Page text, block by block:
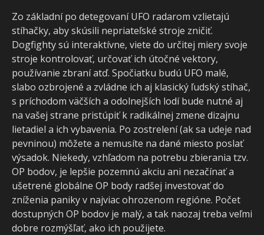
Zo základní po detegovaní UFO radarom vzlietajú
stíhačky, aby skúsili nepriateľské stroje zničiť.
Dogfighty sú interaktívne, viete do určitej miery svoje
stroje kontrolovať, určovať ich útočné vektory,
používanie zbraní atď. Spočiatku budú UFO malé,
slabo ozbrojené a zvládne ich aj klasický ľudský stíhač,
s príchodom väčších a odolnejších lodí bude nutné aj
na vašej strane pristúpiť k radikálnej zmene dizajnu
lietadiel a ich vybavenia. Po zostrelení (ak sa udeje nad
pevninou) môžete a nemusíte na dané miesto poslať
výsadok. Niekedy, vzhľadom na potrebu zbierania tzv.
OP bodov, je lepšie pozemnú akciu ani nezačínať a
ušetrené globálne OP body radšej investovať do
zníženia paniky v najviac ohrozenom regióne. Počet
dostupných OP bodov je malý, a tak naozaj treba veľmi
dobre rozmýšľať, ako ich použijete.